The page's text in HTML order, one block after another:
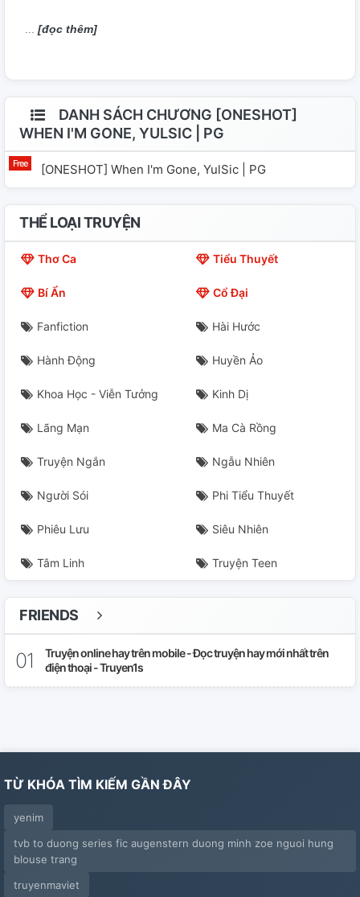
[đọc thêm]
DANH SÁCH CHƯƠNG [ONESHOT]
WHEN I'M GONE, YULSIC | PG
[ONESHOT] When I'm Gone, YulSic | PG
THỂ LOẠI TRUYỆN
Thơ Ca Tiểu Thuyết
Bí Ẩn Cổ Đại
Fanfiction Hài Hước
Hành Động Huyền Ảo
Khoa Học - Viễn Tưởng Kinh Dị
Lãng Mạn Ma Cà Rồng
Truyện Ngắn Ngẫu Nhiên
Người Sói Phi Tiểu Thuyết
Phiêu Lưu Siêu Nhiên
Tâm Linh Truyện Teen
FRIENDS
Truyện online hay trên mobile - Đọc truyện hay mới nhất trên
điện thoại - Truyen1s
TỪ KHÓA TÌM KIẾM GẦN ĐÂY
yenim
tvb to duong series fic augenstern duong minh zoe nguoi hung
blouse trang
truyenmaviet